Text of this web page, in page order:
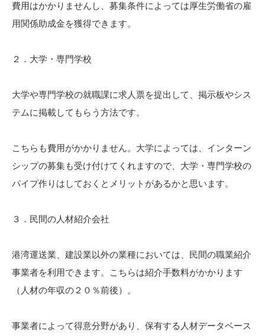
費用はかかりませんし、募集条件によっては厚生労働省の雇
用関係助成金を獲得できます。
２．大学・専門学校
大学や専門学校の就職課に求人票を提出して、掲示板やシス
テムに掲載してもらう方法です。
こちらも費用がかかりません。大学によっては、インターン
シップの募集も受け付けてくれますので、大学・専門学校の
パイプ作りはしておくとメリットがあるかと思います。
３．民間の人材紹介会社
港湾運送業、建設業以外の業種においては、民間の職業紹介
事業者を利用できます。こちらは紹介手数料がかかります
（人材の年収の２０％前後）。
事業者によって得意分野があり、保有する人材データベース